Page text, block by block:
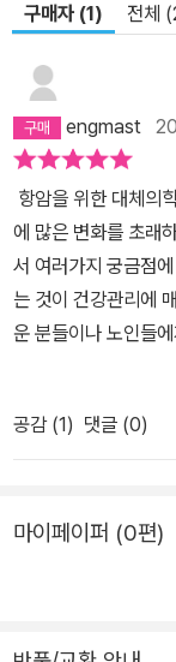
구매자 (1) 전체
engmast
항암을 위한 대체의
에 많은 변화를 초래
서 여러가지 궁금점
는 것이 건강관리에
운 분들이나 노인들
몇가지 실험을 해 보
으로 야채스프는 획
히, 고혈압과 당뇨에
같이 보다 더 건강해
히고, 얼리고 하면서
공감 (1) 댓글 (0)
마이페이퍼 (0편)